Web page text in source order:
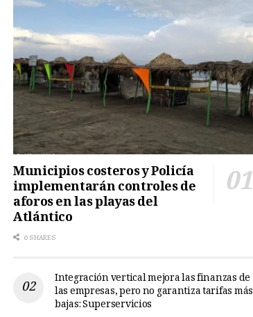
Municipios costeros y Policía
implementarán controles de
aforos en las playas del
Atlántico
0 SHARES
Integración vertical mejora las finanzas de
las empresas, pero no garantiza tarifas más
bajas: Superservicios